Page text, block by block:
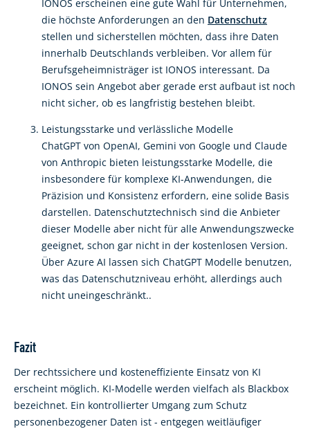
IONOS erscheinen eine gute Wahl für Unternehmen,
die höchste Anforderungen an den Datenschutz
stellen und sicherstellen möchten, dass ihre Daten
innerhalb Deutschlands verbleiben. Vor allem für
Berufsgeheimnisträger ist IONOS interessant. Da
IONOS sein Angebot aber gerade erst aufbaut ist noch
nicht sicher, ob es langfristig bestehen bleibt.
Leistungsstarke und verlässliche Modelle
ChatGPT von OpenAI, Gemini von Google und Claude
von Anthropic bieten leistungsstarke Modelle, die
insbesondere für komplexe KI-Anwendungen, die
Präzision und Konsistenz erfordern, eine solide Basis
darstellen. Datenschutztechnisch sind die Anbieter
dieser Modelle aber nicht für alle Anwendungszwecke
geeignet, schon gar nicht in der kostenlosen Version.
Über Azure AI lassen sich ChatGPT Modelle benutzen,
was das Datenschutzniveau erhöht, allerdings auch
nicht uneingeschränkt..
Fazit
Der rechtssichere und kosteneffiziente Einsatz von KI
erscheint möglich. KI-Modelle werden vielfach als Blackbox
bezeichnet. Ein kontrollierter Umgang zum Schutz
personenbezogener Daten ist - entgegen weitläufiger